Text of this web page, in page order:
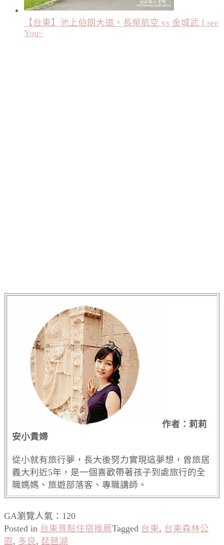
【台東】池上伯朗大道。長榮航空 vs 金城武 I see
You~
作者：莉莉
安小貴婦
從小就有旅行夢，長大後努力實現這夢想，曾旅居
義大利近5年，是一個喜歡帶著孩子到處旅行的全
職媽媽、旅遊部落客、專職講師。
GA瀏覽人氣：120
Posted in 台東景點住宿推薦Tagged 台東, 台東森林公
園 , 多良 , 琵琶湖